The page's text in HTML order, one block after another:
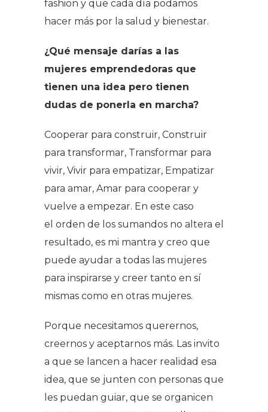
fashion y que cada día podamos
hacer más por la salud y bienestar.
¿Qué mensaje darías a las
mujeres emprendedoras que
tienen una idea pero tienen
dudas de ponerla en marcha?
Cooperar para construir, Construir
para transformar, Transformar para
vivir, Vivir para empatizar, Empatizar
para amar, Amar para cooperar y
vuelve a empezar. En este caso
el orden de los sumandos no altera el
resultado, es mi mantra y creo que
puede ayudar a todas las mujeres
para inspirarse y creer tanto en sí
mismas como en otras mujeres.
Porque necesitamos querernos,
creernos y aceptarnos más. Las invito
a que se lancen a hacer realidad esa
idea, que se junten con personas que
les puedan guiar, que se organicen